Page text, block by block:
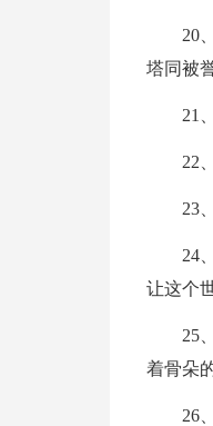
20
塔同被
21
22
23
24
让这个
25
着骨朵
26